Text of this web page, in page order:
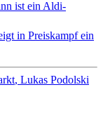
ist ein Aldi-
in Preiskampf ein
Lukas Podolski